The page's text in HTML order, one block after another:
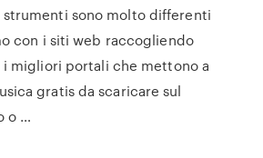
sono molto differenti
con i siti web raccogliendo
i migliori portali che mettono a
gratis da scaricare sul
o …